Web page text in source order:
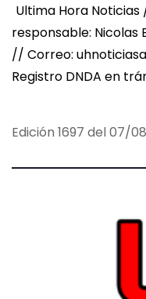
i
n
a
c
Ultima Hora
responsable: Nicolas
// Correo:
Registro DNDA en
Edición 1697 del 07/